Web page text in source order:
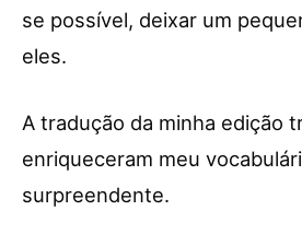
se possível, deixar um
eles.
A tradução da minha edição
enriqueceram meu
surpreendente.